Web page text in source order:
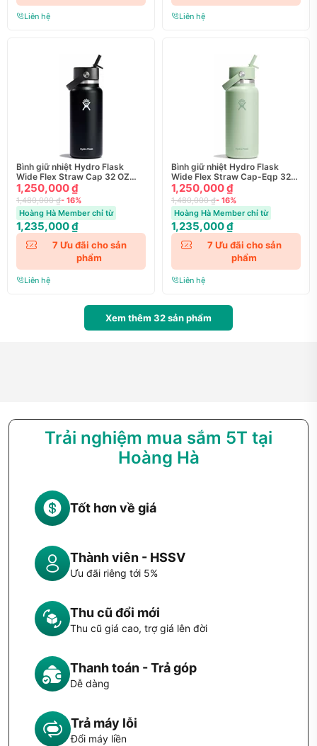
Liên hệ Liên hệ
Bình giữ nhiệt Hydro Flask
Wide Flex Straw Cap 32 OZ
946 ml (W32BFS)
1,250,000 ₫
1,480,000 ₫- 16%
Hoàng Hà Member chỉ từ
1,235,000 ₫
7 Ưu đãi cho sản
phẩm
Liên hệ
Bình giữ nhiệt Hydro Flask
Wide Flex Straw Cap-Eqp 32
OZ 946 ml (W32CFS)
1,250,000 ₫
1,480,000 ₫- 16%
Hoàng Hà Member chỉ từ
1,235,000 ₫
7 Ưu đãi cho sản
phẩm
Liên hệ
Xem thêm 32sản phẩm
Trải nghiệm mua sắm 5T tại
Hoàng Hà
Tốt hơn về giá
Thành viên - HSSV
Ưu đãi riêng tới 5%
Thu cũ đổi mới
Thu cũ giá cao, trợ giá lên đời
Thanh toán - Trả góp
Dễ dàng
Trả máy lỗi
Đổi máy liền